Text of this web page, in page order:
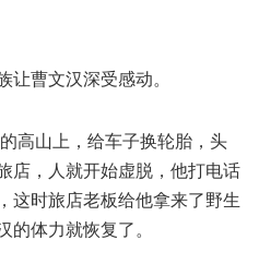
曹文汉深受感动。
高山上，给车子换轮胎，头
店，人就开始虚脱，他打电话
这时旅店老板给他拿来了野生
体力就恢复了。